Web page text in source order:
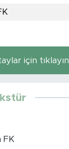
için tıklayın
FK